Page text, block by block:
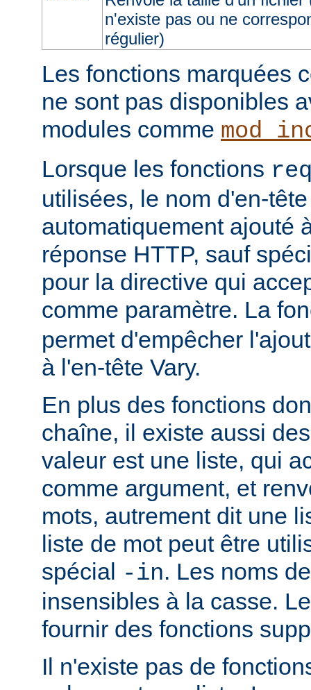
n'existe pas ou ne
régulier)
Les fonctions marquées
ne sont pas disponibles
modules comme
Lorsque les fonctions
utilisées, le nom d'en-
automatiquement ajouté
réponse HTTP, sauf
pour la directive qui
comme paramètre. La
permet d'empêcher
à l'en-tête Vary.
En plus des fonctions
chaîne, il existe aussi
valeur est une liste, qui
comme argument, et
mots, autrement dit une
liste de mot peut être
spécial -in. Les noms
insensibles à la casse.
fournir des fonctions
Il n'existe pas de